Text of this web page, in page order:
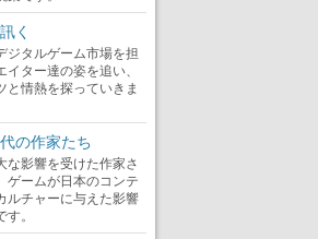
く
ジタルゲーム市場を担
イター達の姿を追い、
と情熱を探っていきま
の作家たち
な影響を受けた作家さ
ゲームが日本のコンテ
ルチャーに与えた影響
。